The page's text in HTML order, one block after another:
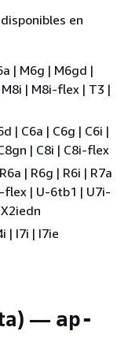
en
| M6g | M6gd |
| M8i-flex | T3 |
| C6a | C6g | C6i |
| C8i | C8i-flex
| R6g | R6i | R7a
flex | U-6tb1 | U7i-
| I7i | I7ie
— ap-